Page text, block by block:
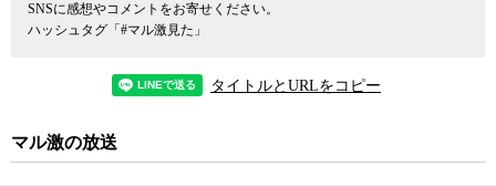
SNSに感想やコメントをお寄せください。
ハッシュタグ「#マル激見た」
タイトルとURLをコピー
マル激の放送